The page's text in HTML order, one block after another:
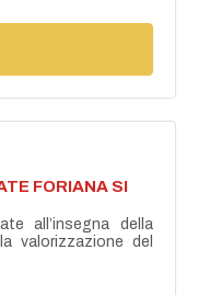
FORIANA SI
all’insegna della
valorizzazione del